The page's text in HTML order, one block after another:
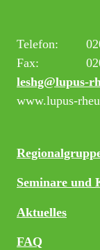
Telefon:
Fax:
leshg@lupus-
www.lupus-
Seminare und
Aktuelles
FAQ